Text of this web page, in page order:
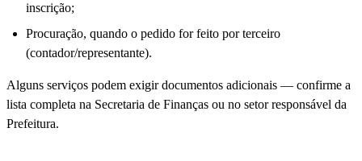
inscrição;
Procuração, quando o pedido for feito por terceiro
(contador/representante).
Alguns serviços podem exigir documentos adicionais — confirme a
lista completa na Secretaria de Finanças ou no setor responsável da
Prefeitura.